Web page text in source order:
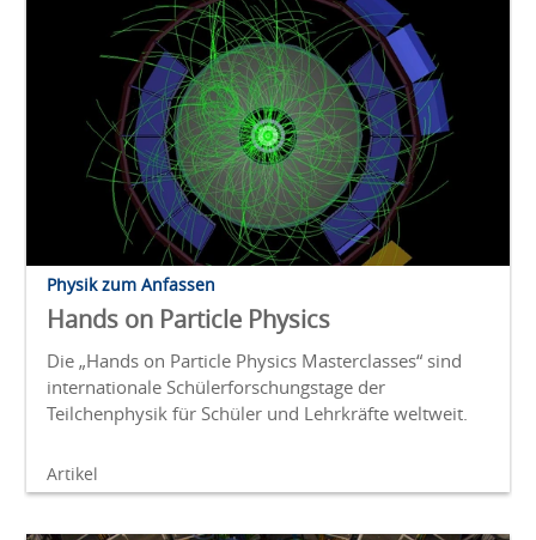
Physik zum Anfassen
Hands on Particle Physics
Die „Hands on Particle Physics Masterclasses“ sind
internationale Schülerforschungstage der
Teilchenphysik für Schüler und Lehrkräfte weltweit.
Artikel